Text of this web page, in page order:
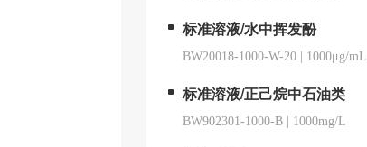
标准溶液/水中挥发酚
BW20018-1000-W-20 1000μg/mL
标准溶液/正己烷中石油类
BW902301-1000-B 1000mg/L